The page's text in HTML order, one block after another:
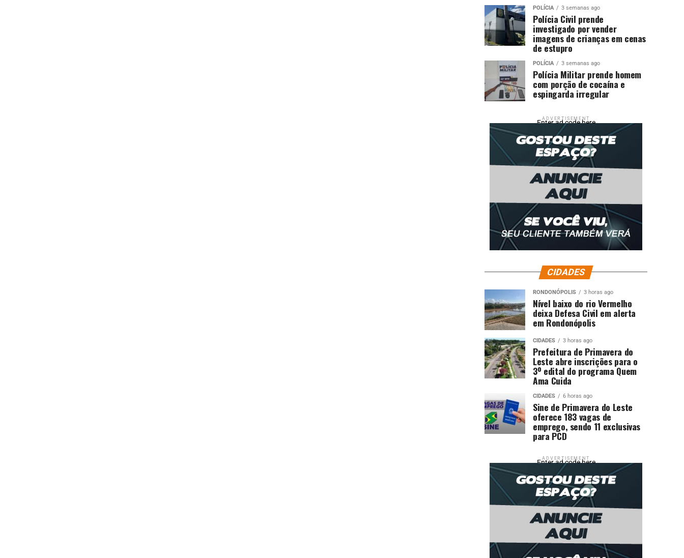
POLÍCIA 3 semanas ago
Polícia Civil prende
investigado por vender
imagens de crianças em cenas
de estupro
POLÍCIA 3 semanas ago
Polícia Militar prende homem
com porção de cocaína e
espingarda irregular
ADVERTISEMENT
Enter ad code here
CIDADES
RONDONÓPOLIS 3 horas ago
Nível baixo do rio Vermelho
deixa Defesa Civil em alerta
em Rondonópolis
CIDADES 3 horas ago
Prefeitura de Primavera do
Leste abre inscrições para o
3º edital do programa Quem
Ama Cuida
CIDADES 6 horas ago
Sine de Primavera do Leste
oferece 183 vagas de
emprego, sendo 11 exclusivas
para PCD
ADVERTISEMENT
Enter ad code here